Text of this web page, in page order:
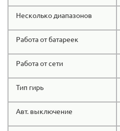
Несколько диапазонов
Работа от батареек
Работа от сети
Тип гирь
Авт. выключение